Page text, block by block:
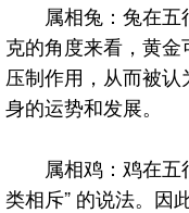
属相兔：兔在五
克的角度来看，黄
压制作用，从而被
身的运势和发展。
属相鸡：鸡在五
类相斥” 的说法。因